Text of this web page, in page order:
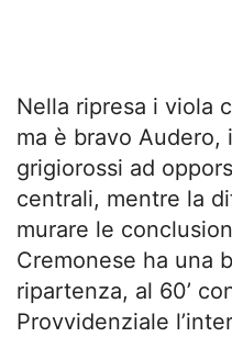
Nella ripresa i viola
ma è bravo Audero,
grigiorossi ad
centrali, mentre la
murare le
Cremonese ha una
ripartenza, al 60’
Provvidenziale